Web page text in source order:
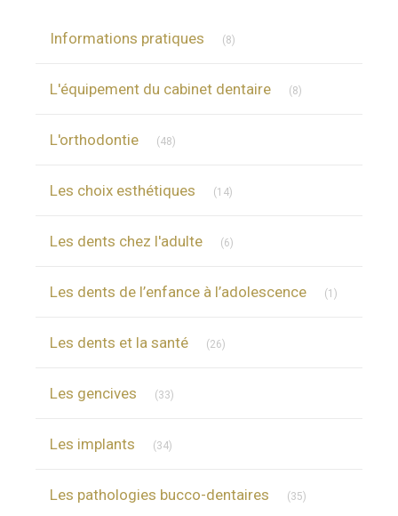
Informations pratiques (8)
L'équipement du cabinet dentaire (8)
L'orthodontie (48)
Les choix esthétiques (14)
Les dents chez l'adulte (6)
Les dents de l’enfance à l’adolescence (1)
Les dents et la santé (26)
Les gencives (33)
Les implants (34)
Les pathologies bucco-dentaires (35)